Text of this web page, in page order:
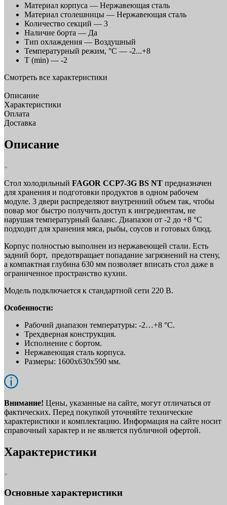
Материал корпуса — Нержавеющая сталь
Материал столешницы — Нержавеющая сталь
Количество секций — 3
Наличие борта — Да
Тип охлаждения — Воздушный
Температурный режим, °C — -2...+8
T (min) — -2
Смотреть все характеристики
Описание
Характеристики
Оплата
Доставка
Описание
Стол холодильный FAGOR CCP7-3G BS NT предназначен
для хранения и подготовки продуктов в одном рабочем
модуле. 3 двери распределяют внутренний объем так, чтобы
повар мог быстро получить доступ к ингредиентам, не
нарушая температурный баланс. Диапазон от -2 до +8 °С
подходит для хранения мяса, рыбы, соусов и готовых блюд.
Корпус полностью выполнен из нержавеющей стали. Есть
задний борт, предотвращает попадание загрязнений на стену,
а компактная глубина 630 мм позволяет вписать стол даже в
ограниченное пространство кухни.
Модель подключается к стандартной сети 220 В.
Особенности:
Рабочий диапазон температуры: -2…+8 °С.
Трехдверная конструкция.
Исполнение с бортом.
Нержавеющая сталь корпуса.
Размеры: 1600х630х590 мм.
Внимание! Цены, указанные на сайте, могут отличаться от
фактических. Перед покупкой уточняйте технические
характеристики и комплектацию. Информация на сайте носит
справочный характер и не является публичной офертой.
Характеристики
Основные характеристики